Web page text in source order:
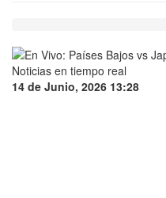
14 de Junio, 2026 13:28